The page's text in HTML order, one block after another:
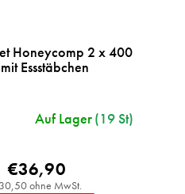
Honeycomp 2 x 400
Essstäbchen
Auf Lager(19 St)
ohne MwSt.
€36,90